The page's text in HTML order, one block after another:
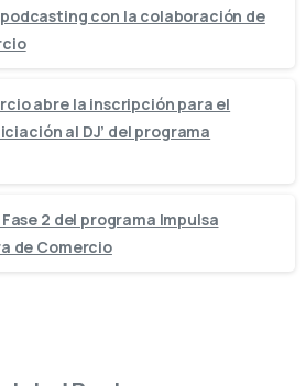
con la colaboración de
abre la inscripción para el
al DJ’ del programa
2 del programa Impulsa
de Comercio